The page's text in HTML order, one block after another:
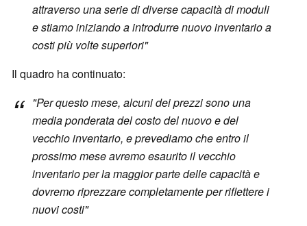
attraverso una serie di diverse capacità di moduli
e stiamo iniziando a introdurre nuovo inventario a
costi più volte superiori"
Il quadro ha continuato:
"Per questo mese, alcuni dei prezzi sono una
media ponderata del costo del nuovo e del
vecchio inventario, e prevediamo che entro il
prossimo mese avremo esaurito il vecchio
inventario per la maggior parte delle capacità e
dovremo riprezzare completamente per riflettere i
nuovi costi"